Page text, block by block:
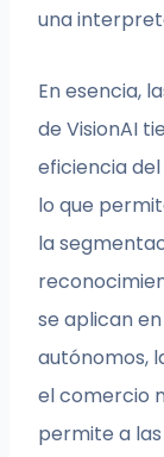
una
En esencia,
de VisionAI
eficiencia
lo que
la
se aplican
autónomos,
el comercio
permite a